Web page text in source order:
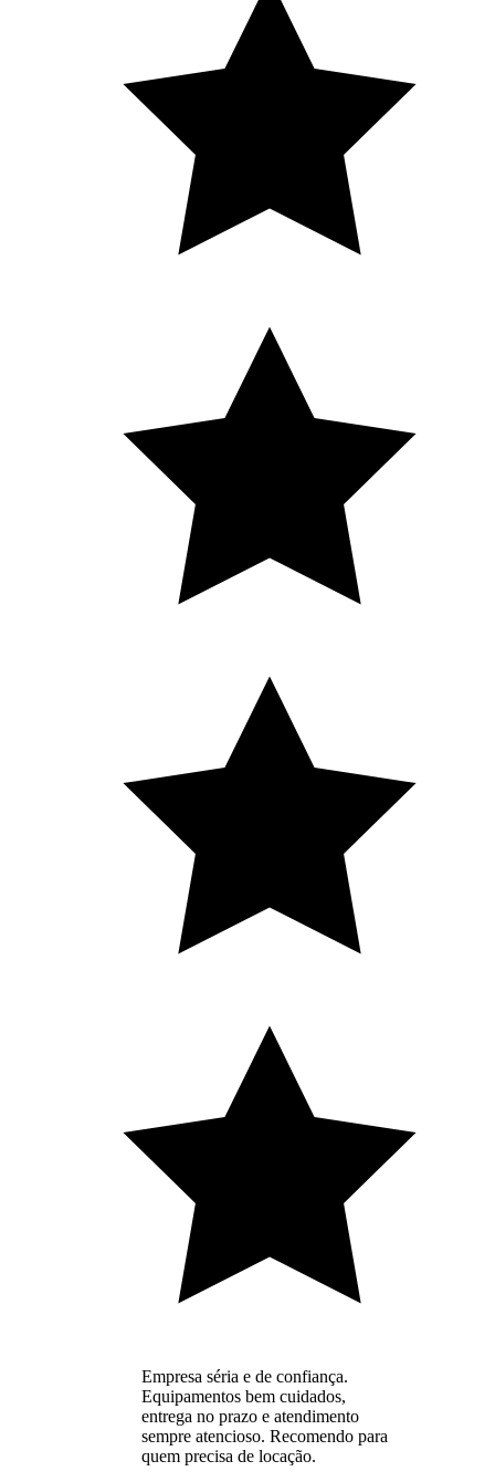
Empresa séria e de confiança.
Equipamentos bem cuidados,
entrega no prazo e atendimento
sempre atencioso. Recomendo para
quem precisa de locação.